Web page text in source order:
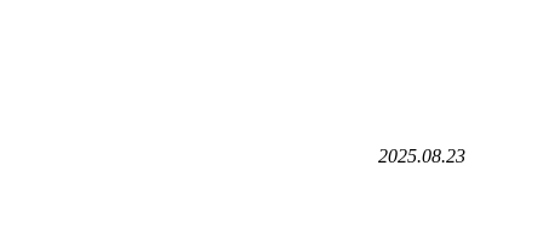
2025.08.23